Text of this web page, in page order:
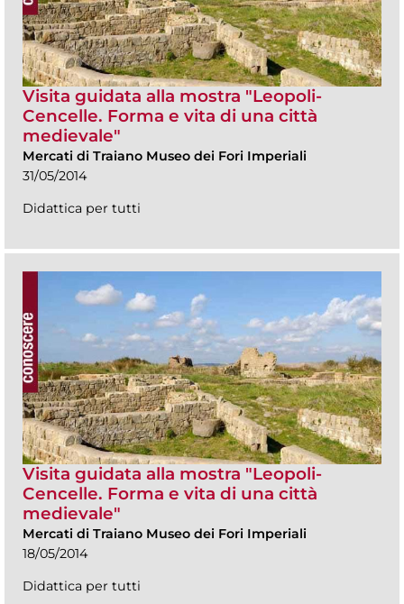
Visita guidata alla mostra "Leopoli-
Cencelle. Forma e vita di una città
medievale"
Mercati di Traiano Museo dei Fori Imperiali
31/05/2014
Didattica per tutti
Visita guidata alla mostra "Leopoli-
Cencelle. Forma e vita di una città
medievale"
Mercati di Traiano Museo dei Fori Imperiali
18/05/2014
Didattica per tutti